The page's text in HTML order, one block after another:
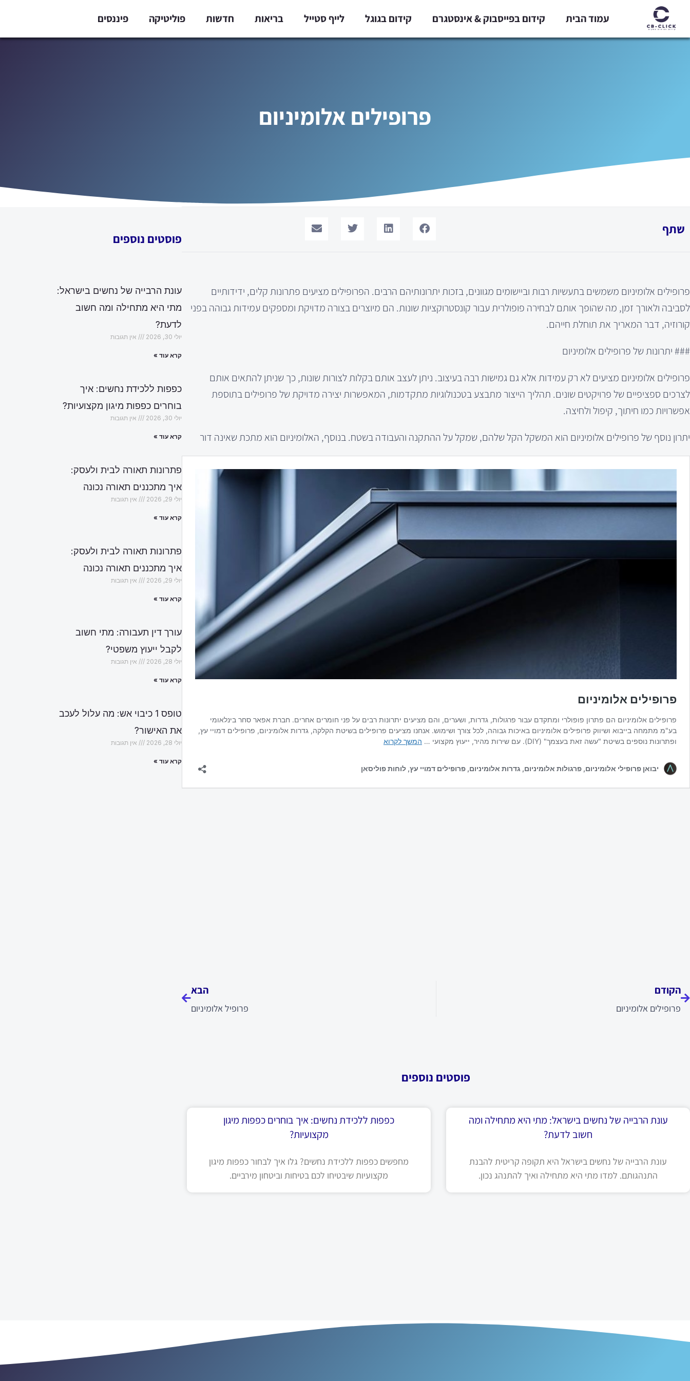
לתוכן
עמוד הבית קידום בפייסבוק & אינסטגרם קידום בגוגל לייף סטייל בריאות חדשות פוליטיקה פיננסים
פרופילים אלומיניום
שתף
פרופילים אלומיניום משמשים בתעשיות רבות וביישומים מגוונים, בזכות יתרונותיהם הרבים. הפרופילים מציעים פתרונות קלים, ידידותיים
לסביבה ולאורך זמן, מה שהופך אותם לבחירה פופולרית עבור קונסטרוקציות שונות. הם מיוצרים בצורה מדויקת ומספקים עמידות גבוהה בפני
קורוזיה, דבר המאריך את תוחלת חייהם.
### יתרונות של פרופילים אלומיניום
פרופילים אלומיניום מציעים לא רק עמידות אלא גם גמישות רבה בעיצוב. ניתן לעצב אותם בקלות לצורות שונות, כך שניתן להתאים אותם
לצרכים ספציפיים של פרויקטים שונים. תהליך הייצור מתבצע בטכנולוגיות מתקדמות, המאפשרות יצירה מדויקת של פרופילים בתוספת
אפשרויות כמו חיתוך, קיפול ולחיצה.
יתרון נוסף של פרופילים אלומיניום הוא המשקל הקל שלהם, שמקל על ההתקנה והעבודה בשטח. בנוסף, האלומיניום הוא מתכת שאינה דור
הקודם
פרופילים אלומיניום
הבא
פרופיל אלומיניום
פוסטים נוספים
עונת הרבייה של נחשים בישראל: מתי היא מתחילה ומה
חשוב לדעת?
עונת הרבייה של נחשים בישראל היא תקופה קריטית להבנת
התנהגותם. למדו מתי היא מתחילה ואיך להתנהג נכון.
כפפות ללכידת נחשים: איך בוחרים כפפות מיגון
מקצועיות?
מחפשים כפפות ללכידת נחשים? גלו איך לבחור כפפות מיגון
מקצועיות שיבטיחו לכם בטיחות וביטחון מירביים.
פוסטים נוספים
עונת הרבייה של נחשים בישראל:
מתי היא מתחילה ומה חשוב
לדעת?
יולי 30, 2026 אין תגובות
קרא עוד »
כפפות ללכידת נחשים: איך
בוחרים כפפות מיגון מקצועיות?
יולי 30, 2026 אין תגובות
קרא עוד »
פתרונות תאורה לבית ולעסק:
איך מתכננים תאורה נכונה
יולי 29, 2026 אין תגובות
קרא עוד »
פתרונות תאורה לבית ולעסק:
איך מתכננים תאורה נכונה
יולי 29, 2026 אין תגובות
קרא עוד »
עורך דין תעבורה: מתי חשוב
לקבל ייעוץ משפטי?
יולי 28, 2026 אין תגובות
קרא עוד »
טופס 1 כיבוי אש: מה עלול לעכב
את האישור?
יולי 28, 2026 אין תגובות
קרא עוד »